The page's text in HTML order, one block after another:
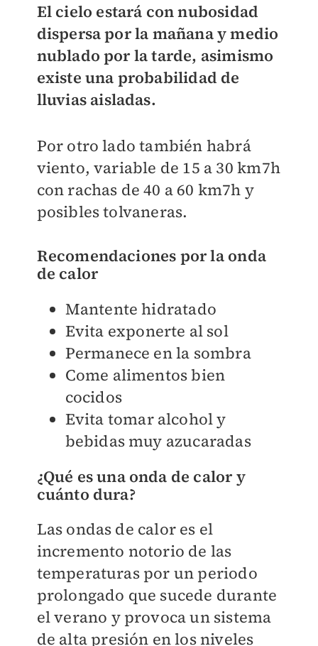
El cielo estará con nubosidad
dispersa por la mañana y medio
nublado por la tarde, asimismo
existe una probabilidad de
lluvias aisladas.
Por otro lado también habrá
viento, variable de 15 a 30 km7h
con rachas de 40 a 60 km7h y
posibles tolvaneras.
Recomendaciones por la onda
de calor
Mantente hidratado
Evita exponerte al sol
Permanece en la sombra
Come alimentos bien
cocidos
Evita tomar alcohol y
bebidas muy azucaradas
¿Qué es una onda de calor y
cuánto dura?
Las ondas de calor es el
incremento notorio de las
temperaturas por un periodo
prolongado que sucede durante
el verano y provoca un sistema
de alta presión en los niveles